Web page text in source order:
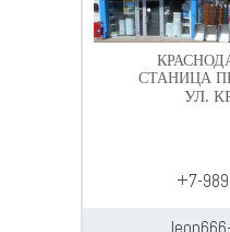
СТАНИЦА
УЛ.
+7-